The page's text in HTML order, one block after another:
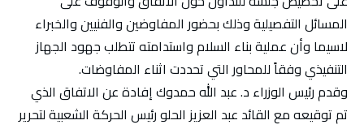
المسائل التفصيلية وذلك بحضور المفاوضين والفنيين والخبراء
لاسيما وأن عملية بناء السلام واستدامته تتطلب جهود الجهاز
التنفيذي وفقاً للمحاور التي تحددت اثناء المفاوضات.
وقدم رئيس الوزراء د. عبد الله حمدوك إفادة عن الاتفاق الذي
تم توقيعه مع القائد عبد العزيز الحلو رئيس الحركة الشعبية لتحرير